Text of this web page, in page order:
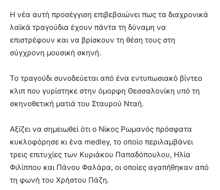
Η νέα αυτή προσέγγιση επιβεβαιώνει πως τα διαχρονικά
λαϊκά τραγούδια έχουν πάντα τη δύναμη να
επιστρέφουν και να βρίσκουν τη θέση τους στη
σύγχρονη μουσική σκηνή.
Το τραγούδι συνοδεύεται από ένα εντυπωσιακό βίντεο
κλιπ που γυρίστηκε στην όμορφη Θεσσαλονίκη υπό τη
σκηνοθετική ματιά του Σταυρού Νταή.
Αξίζει να σημειωθεί ότι ο Νίκος Ρωμανός πρόσφατα
κυκλοφόρησε κι ένα medley, το οποίο περιλαμβάνει
τρεις επιτυχίες των Κυριάκου Παπαδόπουλου, Ηλία
Φιλίππου και Πάνου Φαλάρα, οι οποίες αγαπήθηκαν από
τη φωνή του Χρήστου Πάζη.